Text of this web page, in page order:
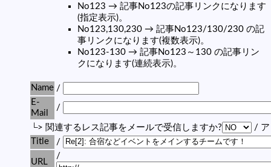
No123 → 記事No123の記事リンクになります
(指定表示)。
No123,130,230 → 記事No123/130/230 の記
事リンクになります(複数表示)。
No123-130 → 記事No123～130 の記事リン
クになります(連続表示)。
Name /
E-
Mail
/
└> 関連するレス記事をメールで受信しますか?
/ ア
Title
/
URL
/